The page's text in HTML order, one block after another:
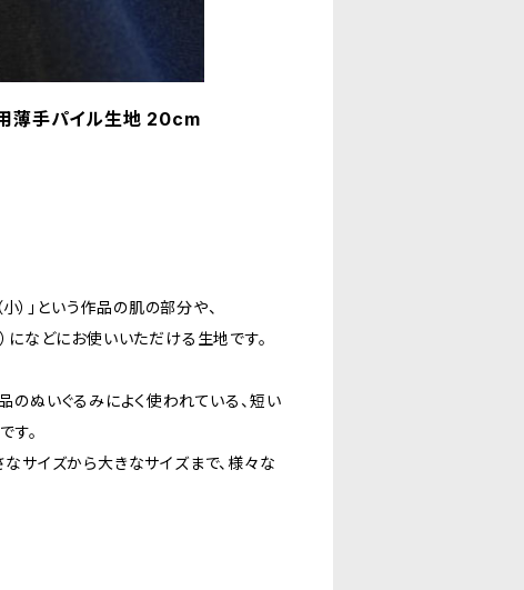
薄手パイル生地 20cm
）」という作品の肌の部分や、
などにお使いいただける生地です。
のぬいぐるみによく使われている、短い
す。
サイズから大きなサイズまで、様々な